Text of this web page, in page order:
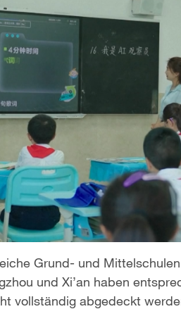
Grund- und
und Xi’an haben
vollständig abgedeckt